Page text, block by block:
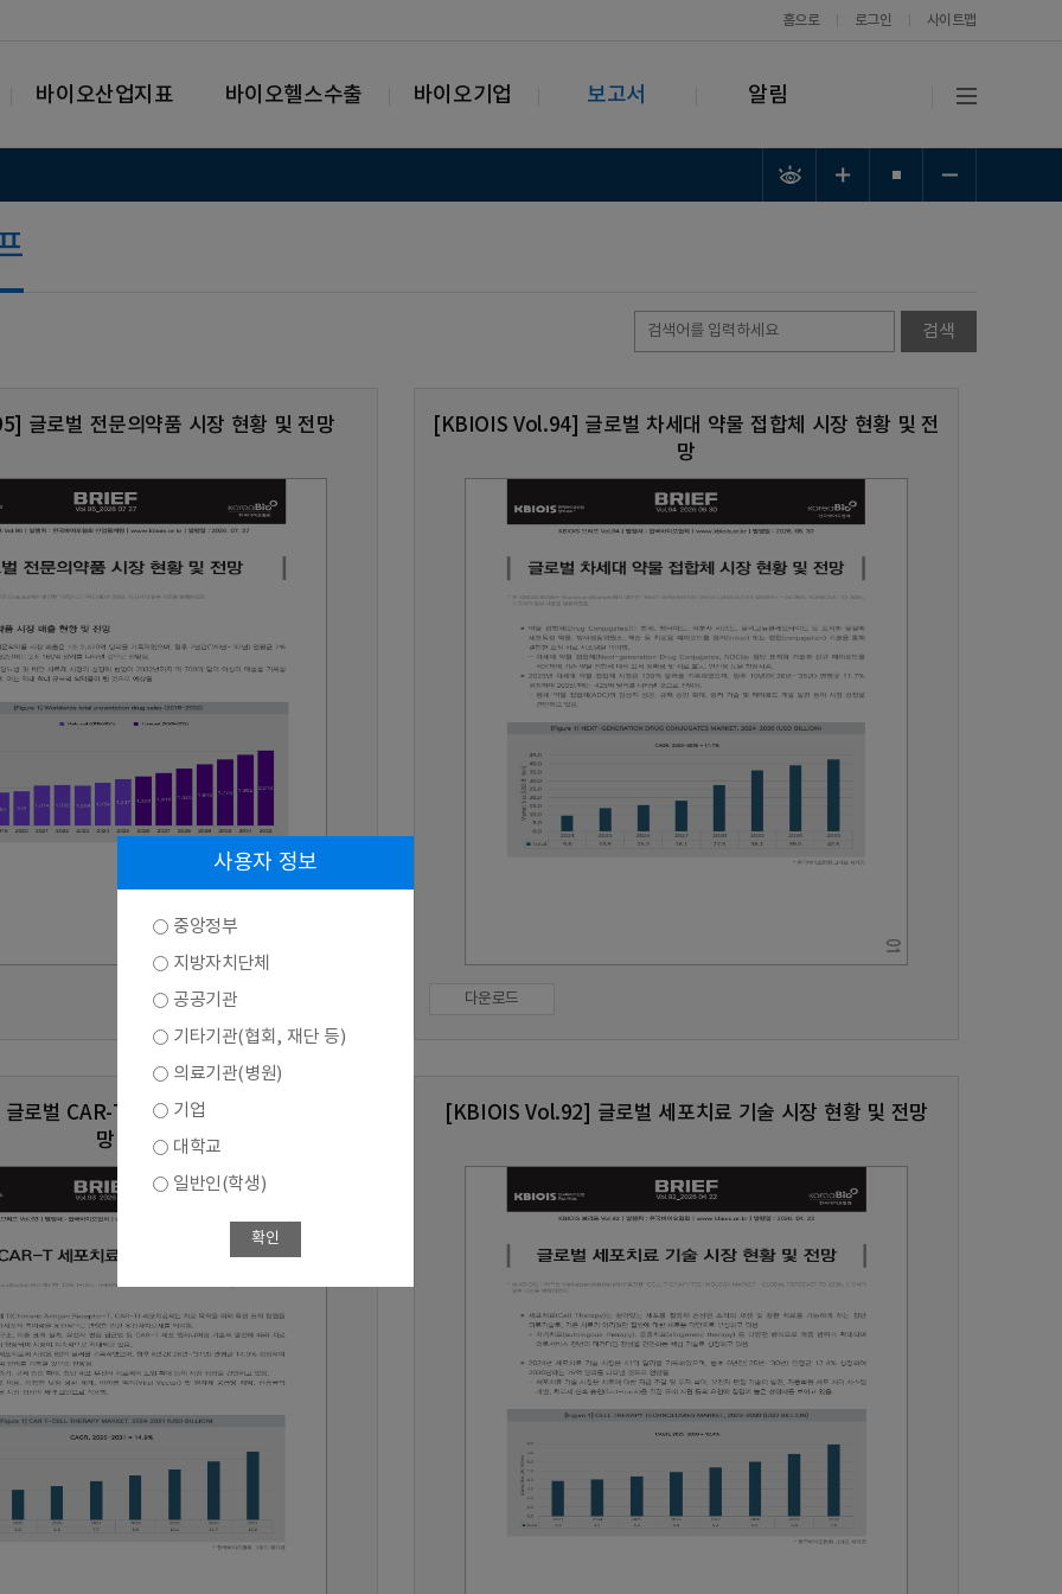
홈으로 로그인 사이트맵
바이오산업지표 바이오헬스수출 바이오기업 보고서 알림
글로벌 전문의약품 시장 현황 및 전망
[KBIOIS Vol.94] 글로벌 차세대 약물 접합체 시장 현황 및 전
망
다운로드
로벌 CAR-T 세포치료제 시장 현황 및 전
망
[KBIOIS Vol.92] 글로벌 세포치료 기술 시장 현황 및 전망
사용자 정보
중앙정부
지방자치단체
공공기관
기타기관(협회, 재단 등)
의료기관(병원)
기업
대학교
일반인(학생)
확인